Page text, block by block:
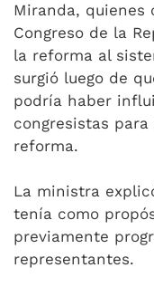
Miranda, quienes
Congreso de la
la reforma al
surgió luego de
podría haber
congresistas
reforma.
La ministra
tenía como
previamente
representantes.